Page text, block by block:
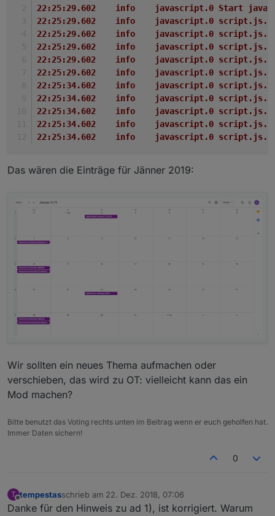
22:25:29.602	info
22:25:29.602	info
22:25:29.602	info
22:25:29.602	info
22:25:29.602	info
22:25:29.602	info
22:25:34.602	info
22:25:34.602	info
22:25:34.602	info
22:25:34.602	info
22:25:34.602	info
Das wären die Einträge für Jänner 2019:
Wir sollten ein neues Thema aufmachen oder
verschieben, das wird zu OT: vielleicht kann das ein
Mod machen?
Bitte benutzt das Voting rechts unten im Beitrag wenn er euch geholfen hat.
Immer Daten sichern!
0
T
Offline
tempestasschrieb am 22. Dez. 2018, 07:06
zuletzt editiert von
Danke für den Hinweis zu ad 1), ist korrigiert. Warum